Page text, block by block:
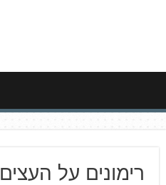
רימונים על העצים